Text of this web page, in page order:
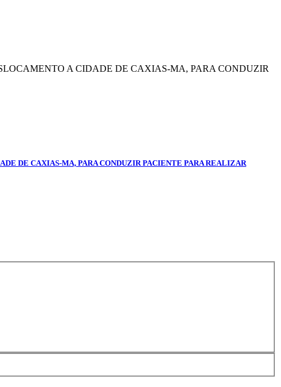
A CIDADE DE CAXIAS-MA, PARA CONDUZIR
DE CAXIAS-MA, PARA CONDUZIR PACIENTE PARA REALIZAR